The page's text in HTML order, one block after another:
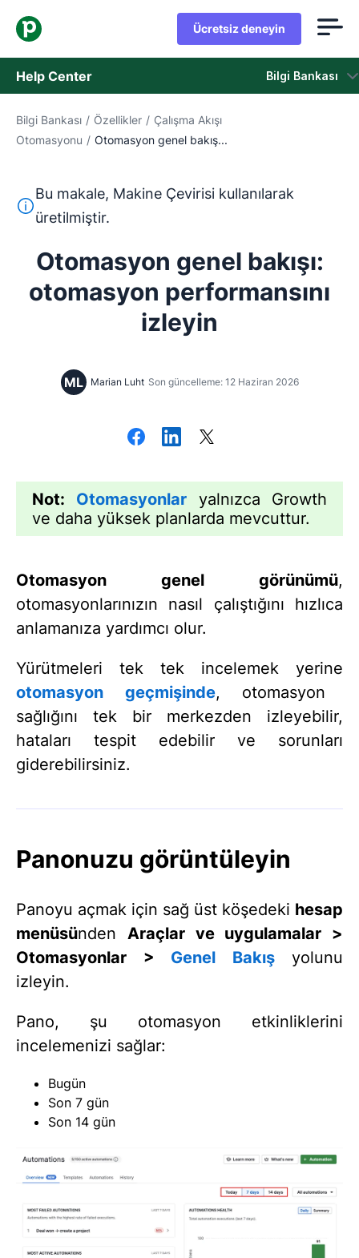
Ücretsiz deneyin
Help Center Bilgi Bankası
Bilgi Bankası
Destek Birimiyle İletişime Geçin
Bilgi Bankası / Özellikler / Çalışma Akışı
Otomasyonu / Otomasyon genel bakış...
Bu metin, İngilizceden Makine Çevirisi aracı
Bu makale, Makine Çevirisi kullanılarak
üretilmiştir.
Otomasyon genel bakışı:
otomasyon performansını
izleyin
ML Marian Luht Son güncelleme: 12 Haziran 2026
Not: Otomasyonlar yalnızca Growth
ve daha yüksek planlarda mevcuttur.
Otomasyon genel görünümü,
otomasyonlarınızın nasıl çalıştığını hızlıca
anlamanıza yardımcı olur.
Yürütmeleri tek tek incelemek yerine
otomasyon geçmişinde, otomasyon
sağlığını tek bir merkezden izleyebilir,
hataları tespit edebilir ve sorunları
giderebilirsiniz.
Panonuzu görüntüleyin
Panoyu açmak için sağ üst köşedeki hesap
menüsünden Araçlar ve uygulamalar >
Otomasyonlar > Genel Bakışyolunu
izleyin.
Pano, şu otomasyon etkinliklerini
incelemenizi sağlar:
Bugün
Son 7 gün
Son 14 gün